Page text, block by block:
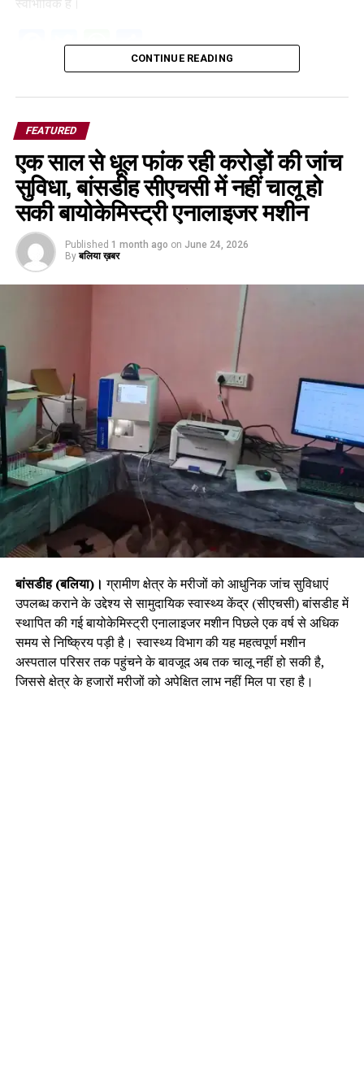
Facebook
Twitter
WhatsApp
Share
CONTINUE READING
FEATURED
एक साल से धूल फांक रही करोड़ों की जांच
सुविधा, बांसडीह सीएचसी में नहीं चालू हो
सकी बायोकेमिस्ट्री एनालाइजर मशीन
Published 1 month ago on June 24, 2026
By बलिया ख़बर
बांसडीह (बलिया)। ग्रामीण क्षेत्र के मरीजों को आधुनिक जांच सुविधाएं
उपलब्ध कराने के उद्देश्य से सामुदायिक स्वास्थ्य केंद्र (सीएचसी) बांसडीह में
स्थापित की गई बायोकेमिस्ट्री एनालाइजर मशीन पिछले एक वर्ष से अधिक
समय से निष्क्रिय पड़ी है। स्वास्थ्य विभाग की यह महत्वपूर्ण मशीन
अस्पताल परिसर तक पहुंचने के बावजूद अब तक चालू नहीं हो सकी है,
जिससे क्षेत्र के हजारों मरीजों को अपेक्षित लाभ नहीं मिल पा रहा है।